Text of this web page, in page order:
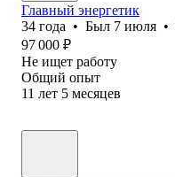
Главный энергетик
34 года • Был 7 июля •
97 000 ₽
Не ищет работу
Общий опыт
11 лет 5 месяцев